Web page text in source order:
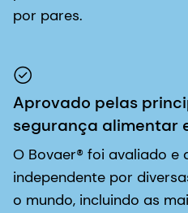
por pares.
Aprovado pelas
segurança alimentar
O Bovaer® foi avaliado
independente por
o mundo, incluindo as